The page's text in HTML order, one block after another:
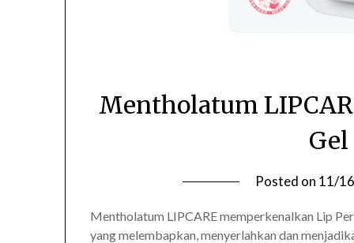
Mentholatum
Posted on 11/
Mentholatum LIPCARE memperkenalkan Lip
yang melembapkan, menyerlahkan dan